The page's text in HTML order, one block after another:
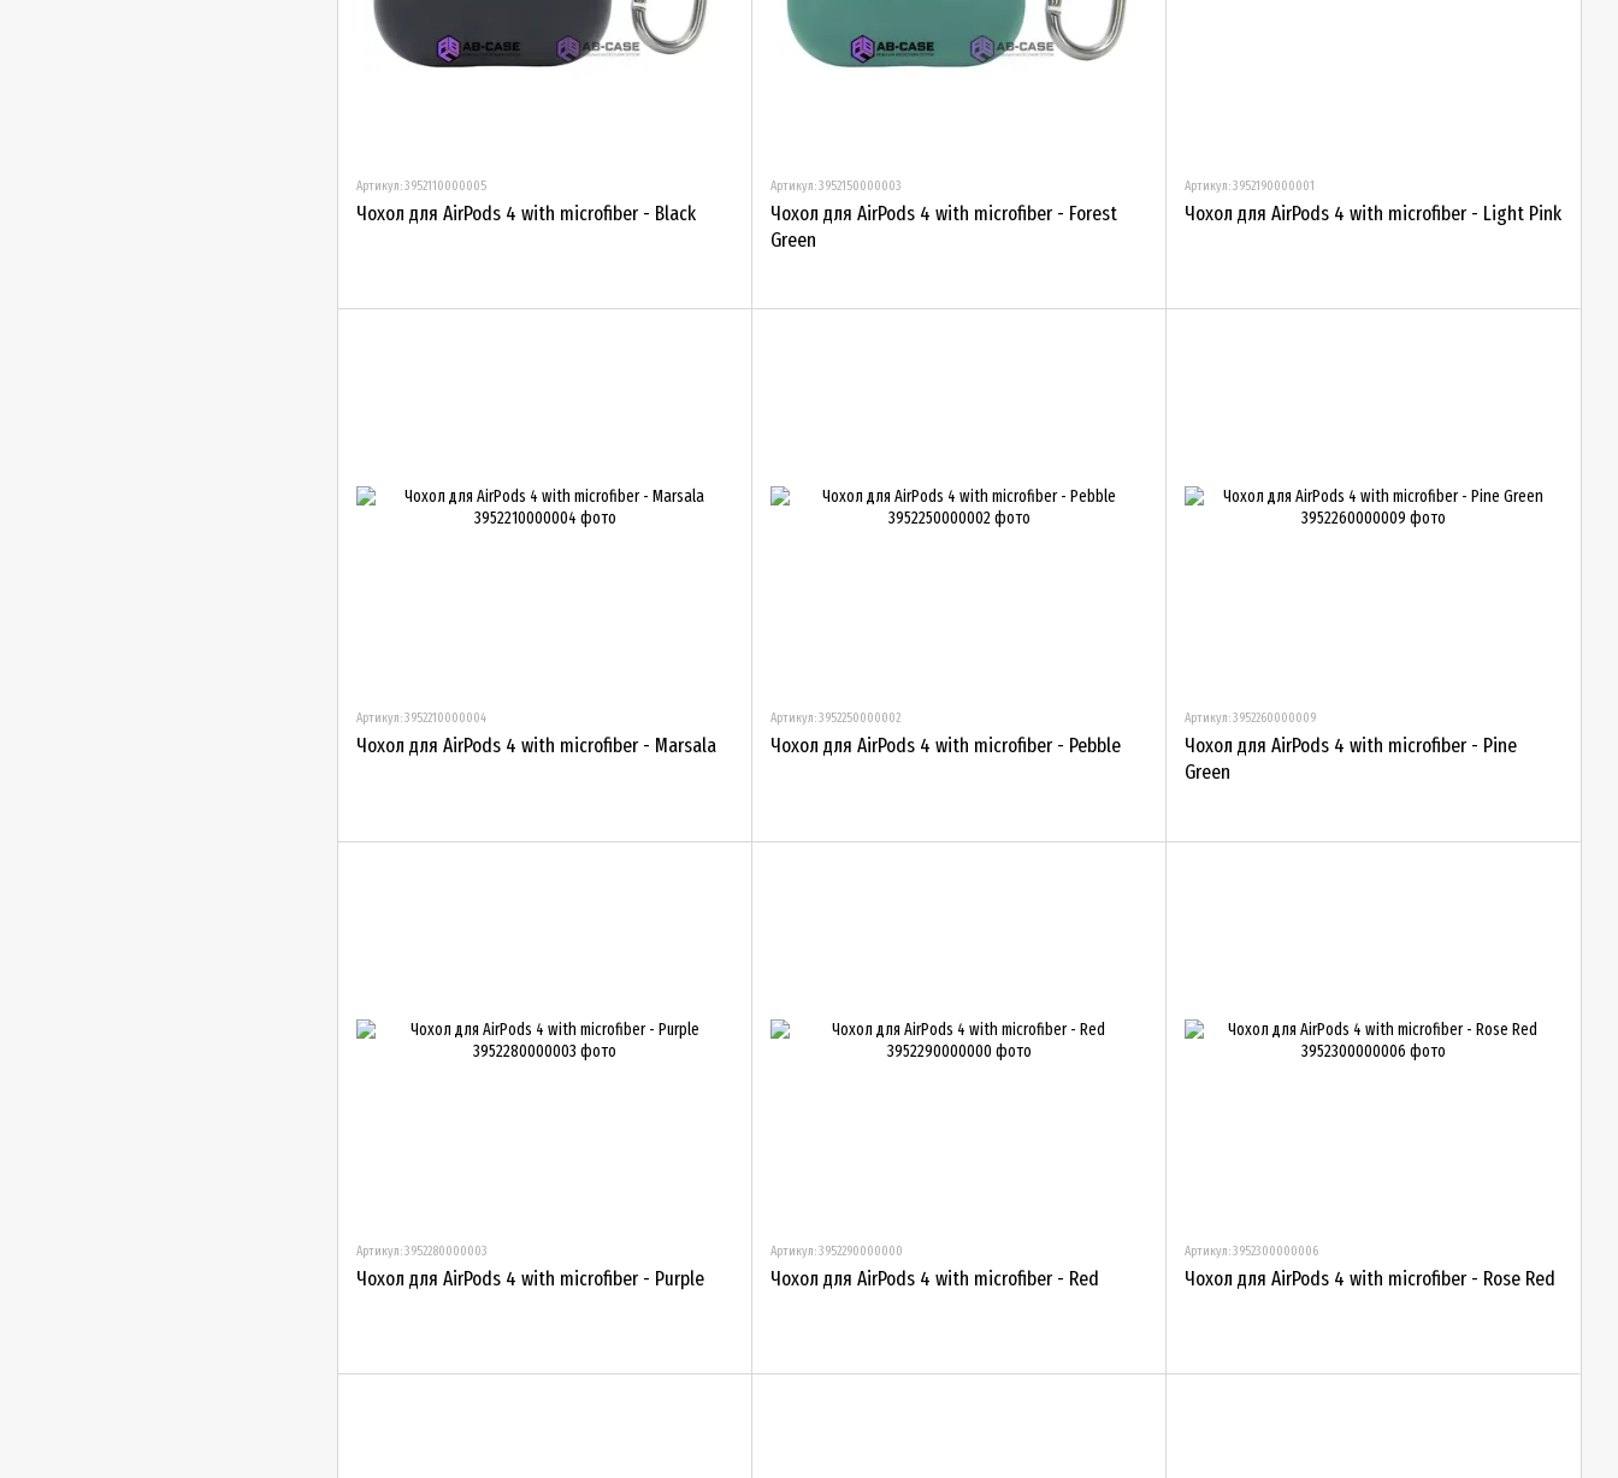
Артикул: 3952110000005
Чохол для AirPods 4 with microfiber - Black
Артикул: 3952150000003
Чохол для AirPods 4 with microfiber - Forest
Green
Артикул: 3952190000001
Чохол для AirPods 4 with microfiber - Light Pink
Артикул: 3952210000004
Чохол для AirPods 4 with microfiber - Marsala
Артикул: 3952250000002
Чохол для AirPods 4 with microfiber - Pebble
Артикул: 3952260000009
Чохол для AirPods 4 with microfiber - Pine
Green
Артикул: 3952280000003
Чохол для AirPods 4 with microfiber - Purple
Артикул: 3952290000000
Чохол для AirPods 4 with microfiber - Red
Артикул: 3952300000006
Чохол для AirPods 4 with microfiber - Rose Red